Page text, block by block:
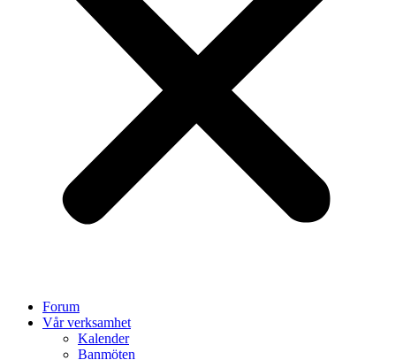
Forum
Vår verksamhet
Kalender
Banmöten